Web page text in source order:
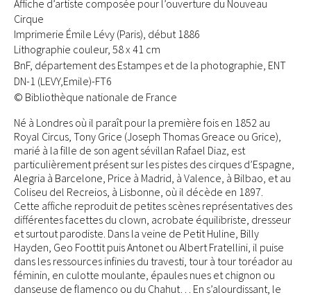
Affiche d’artiste composée pour l’ouverture du Nouveau
Cirque
Imprimerie Émile Lévy (Paris), début 1886
Lithographie couleur, 58 x 41 cm
BnF, département des Estampes et de la photographie, ENT
DN-1 (LEVY,Emile)-FT6
© Bibliothèque nationale de France
Né à Londres où il paraît pour la première fois en 1852 au
Royal Circus, Tony Grice (Joseph Thomas Greace ou Grice),
marié à la fille de son agent sévillan Rafael Diaz, est
particulièrement présent sur les pistes des cirques d’Espagne,
Alegria à Barcelone, Price à Madrid, à Valence, à Bilbao, et au
Coliseu del Recreios, à Lisbonne, où il décède en 1897.
Cette affiche reproduit de petites scènes représentatives des
différentes facettes du clown, acrobate équilibriste, dresseur
et surtout parodiste. Dans la veine de Petit Huline, Billy
Hayden, Geo Foottit puis Antonet ou Albert Fratellini, il puise
dans les ressources infinies du travesti, tour à tour toréador au
féminin, en culotte moulante, épaules nues et chignon ou
danseuse de flamenco ou du Chahut… En s’alourdissant, le